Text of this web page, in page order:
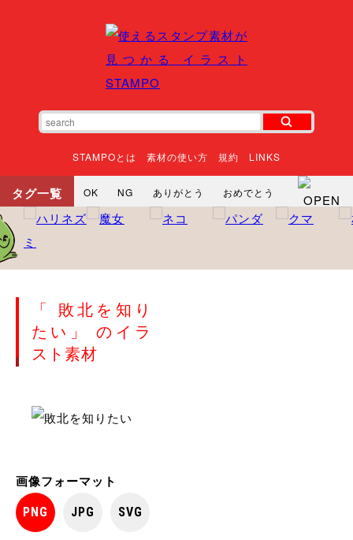
STAMPOとは 素材の使い方 規約 LINKS
タグ一覧 OK NG ありがとう
おめでとう
寝る
やったね
それな
神
るんるん
向かってます
じゃあね
「 敗北を知り
たい」 のイラ
スト素材
画像フォーマット
PNG JPG SVG